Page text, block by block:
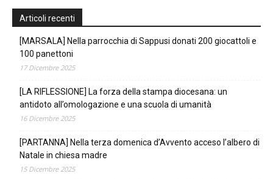
Articoli recenti
[MARSALA] Nella parrocchia di Sappusi donati 200 giocattoli e
100 panettoni
17 Dicembre 2025
[LA RIFLESSIONE] La forza della stampa diocesana: un
antidoto all’omologazione e una scuola di umanità
16 Dicembre 2025
[PARTANNA] Nella terza domenica d’Avvento acceso l’albero di
Natale in chiesa madre
15 Dicembre 2025